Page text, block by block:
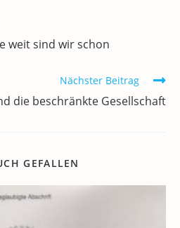
p
weit sind wir schon
Nächster Beitrag
die beschränkte Gesellschaft
GEFALLEN